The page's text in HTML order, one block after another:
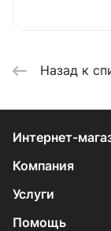
Назад к
Интернет-
Компания
Услуги
Помощь